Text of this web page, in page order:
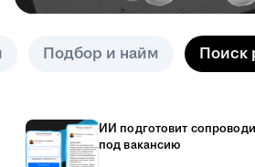
Подбор и найм Поиск
ИИ подготовит
под вакансию